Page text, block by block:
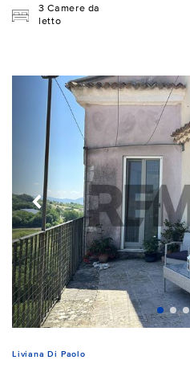
3 Camere da
letto
Liviana Di Paolo